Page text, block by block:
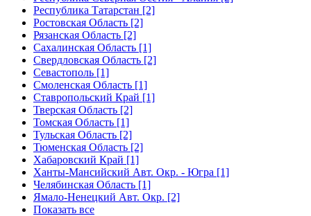
Республика Татарстан [2]
Ростовская Область [2]
Рязанская Область [2]
Сахалинская Область [1]
Свердловская Область [2]
Севастополь [1]
Смоленская Область [1]
Ставропольский Край [1]
Тверская Область [2]
Томская Область [1]
Тульская Область [2]
Тюменская Область [2]
Хабаровский Край [1]
Ханты-Мансийский Авт. Окр. - Югра [1]
Челябинская Область [1]
Ямало-Ненецкий Авт. Окр. [2]
Показать все